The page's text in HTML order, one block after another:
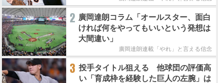
2 廣岡達朗コラム「オールスター、面白
ければ何をやってもいいという発想は
大間違い」
廣岡達朗連載「やれ」と言える信念
3 投手タイトル狙える 他球団の評価高
い「育成枠を経験した巨人の左腕」は